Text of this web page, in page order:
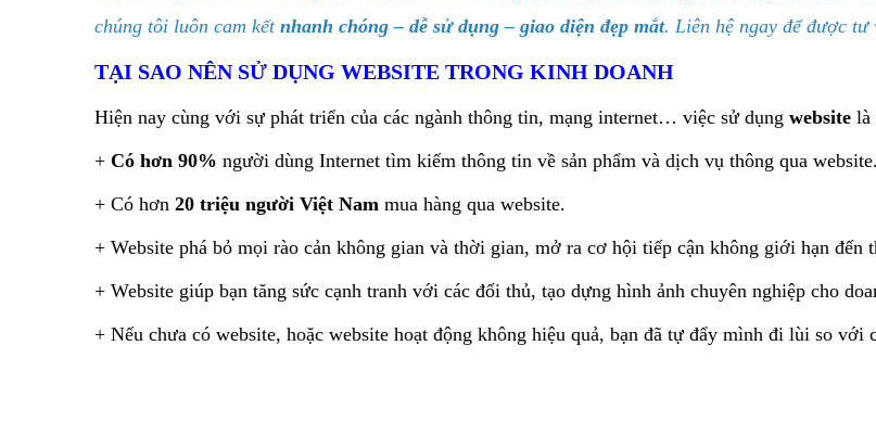
chúng tôi luôn cam kết nhanh chóng – dễ sử dụng – giao diện đẹp mắt. Liên hệ ngay để được tư
TẠI SAO NÊN SỬ DỤNG WEBSITE TRONG KINH DOANH
Hiện nay cùng với sự phát triển của các ngành thông tin, mạng internet… việc sử dụng website là
+ Có hơn 90% người dùng Internet tìm kiếm thông tin về sản phẩm và dịch vụ thông qua website.
+ Có hơn 20 triệu người Việt Nam mua hàng qua website.
+ Website phá bỏ mọi rào cản không gian và thời gian, mở ra cơ hội tiếp cận không giới hạn đến
+ Website giúp bạn tăng sức cạnh tranh với các đối thủ, tạo dựng hình ảnh chuyên nghiệp cho
+ Nếu chưa có website, hoặc website hoạt động không hiệu quả, bạn đã tự đẩy mình đi lùi so với